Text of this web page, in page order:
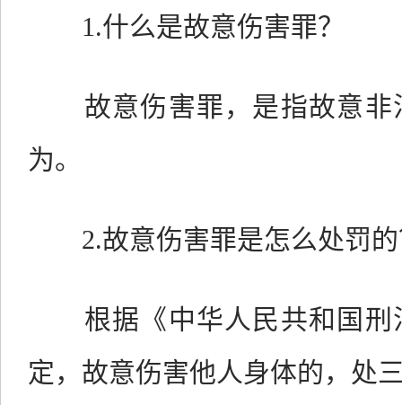
1.什么是故意伤害罪？
故意伤害罪，是指故意非
为。
2.故意伤害罪是怎么处罚的
根据《中华人民共和国刑
定，故意伤害他人身体的，处